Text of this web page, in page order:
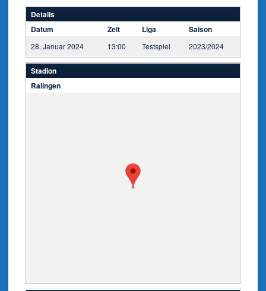
Details
Datum
Zeit Liga Saison
28. Januar 2024 13:00 Testspiel 2023/2024
Stadion
Ralingen